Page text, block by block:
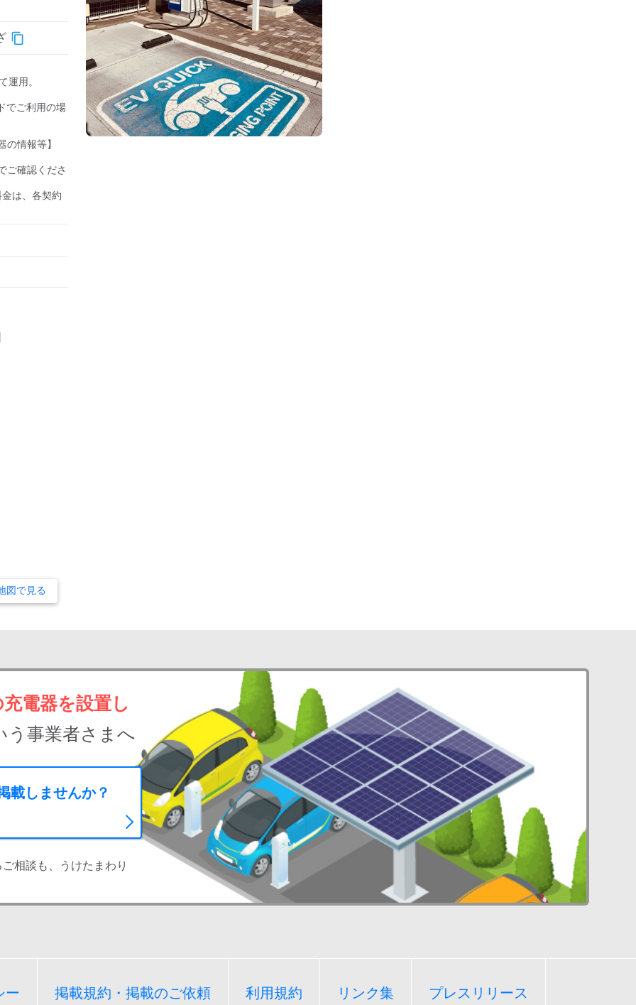
運用。
でご利用の場
情報等】
ご確認くださ
は、各契約
図で見る
電器を設置し
う事業者さまへ
載しませんか？
相談も、うけたまわり
ー 掲載規約・掲載のご依頼 利用規約 リンク集 プレスリリース